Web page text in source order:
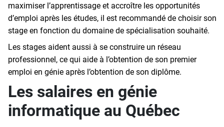
maximiser l’apprentissage et accroître les opportunités
d’emploi après les études, il est recommandé de choisir son
stage en fonction du domaine de spécialisation souhaité.
Les stages aident aussi à se construire un réseau
professionnel, ce qui aide à l’obtention de son premier
emploi en génie après l’obtention de son diplôme.
Les salaires en génie
informatique au Québec